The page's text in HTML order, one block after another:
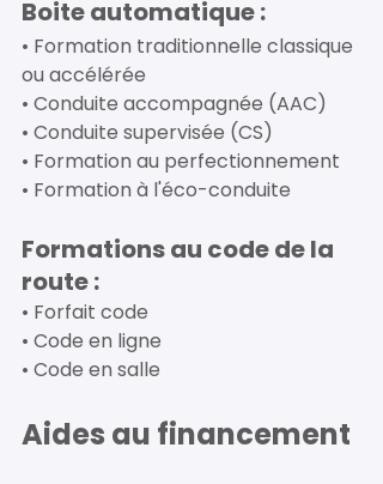
Boite automatique :
• Formation traditionnelle classique
ou accélérée
• Conduite accompagnée (AAC)
• Conduite supervisée (CS)
• Formation au perfectionnement
• Formation à l'éco-conduite
Formations au code de la
route :
• Forfait code
• Code en ligne
• Code en salle
Aides au financement